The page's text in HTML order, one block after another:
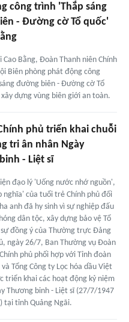
công trình 'Thắp sáng
- Đường cờ Tổ quốc'
Cao Bằng, Đoàn Thanh niên Chính
Biên phòng phát động công
đường biên - Đường cờ Tổ
dựng vùng biên giới an toàn.
phủ triển khai chuỗi
tri ân nhân Ngày
- Liệt sĩ
đạo lý 'Uống nước nhớ nguồn',
nghĩa' của tuổi trẻ Chính phủ đối
anh đã hy sinh vì sự nghiệp đấu
dân tộc, xây dựng bảo vệ Tổ
đồng ý của Thường trực Đảng
ngày 26/7, Ban Thường vụ Đoàn
phủ phối hợp với Tỉnh đoàn
Tổng Công ty Lọc hóa dầu Việt
triển khai các hoạt động kỷ niệm
Thương binh - Liệt sĩ (27/7/1947
tại tỉnh Quảng Ngãi.